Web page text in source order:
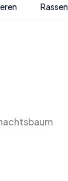
Rassen